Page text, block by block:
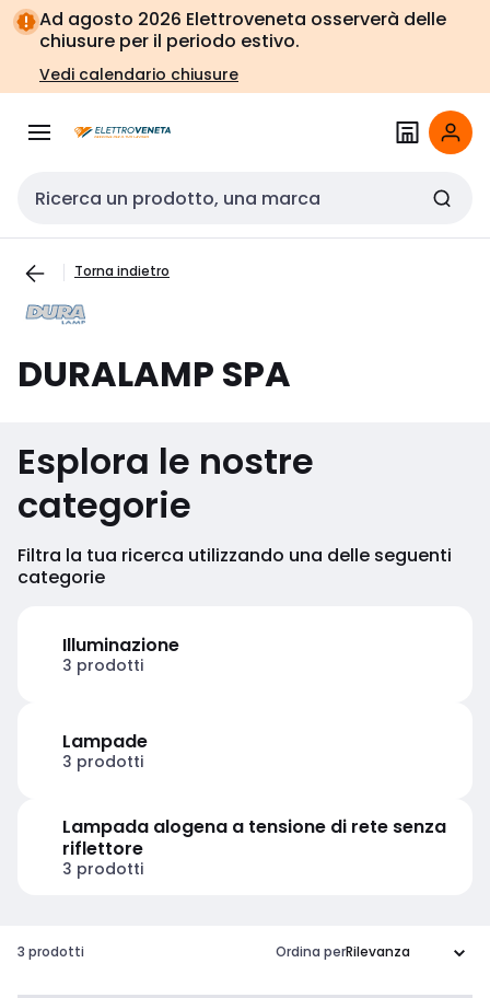
Vai alla
navigazione
Vai
alla
pagina
Ad agosto 2026 Elettroveneta osserverà delle
chiusure per il periodo estivo.
Vedi calendario chiusure
Cerca input
Torna indietro
DURALAMP SPA
Esplora le nostre
categorie
Filtra la tua ricerca utilizzando una delle seguenti
categorie
Illuminazione
3 prodotti
Lampade
3 prodotti
Lampada alogena a tensione di rete senza
riflettore
3 prodotti
3 prodotti Ordina per